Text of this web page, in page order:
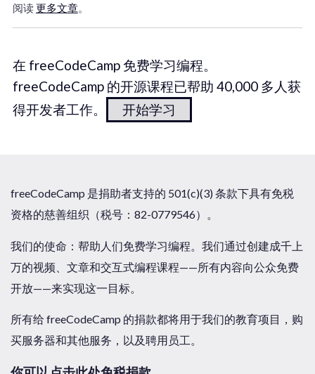
阅读更多文章。
在 freeCodeCamp 免费学习编程。
freeCodeCamp 的开源课程已帮助 40,000 多人获
得开发者工作。
开始学习
freeCodeCamp 是捐助者支持的 501(c)(3) 条款下具有免税
资格的慈善组织（税号：82-0779546）。
我们的使命：帮助人们免费学习编程。我们通过创建成千上
万的视频、文章和交互式编程课程——所有内容向公众免费
开放——来实现这一目标。
所有给 freeCodeCamp 的捐款都将用于我们的教育项目，购
买服务器和其他服务，以及聘用员工。